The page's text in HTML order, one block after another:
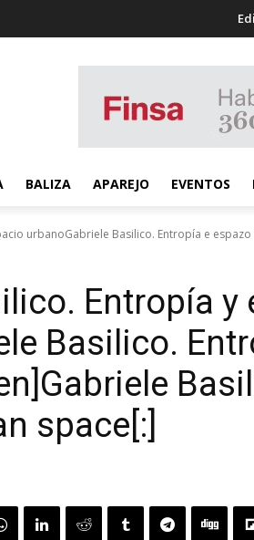
BALIZA APAREJO EVENTOS
urbanoGabriele Basilico. Entropía e
Entropía y
Basilico.
space[:]